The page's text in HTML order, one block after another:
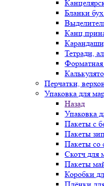
Бланки
Тетради,
Форматная
Перчатки,
Упаковка для
Назад
Упаковка
Пакеты с
Пакеты
Пакеты со
Скотч для
Пакеты
Коробки